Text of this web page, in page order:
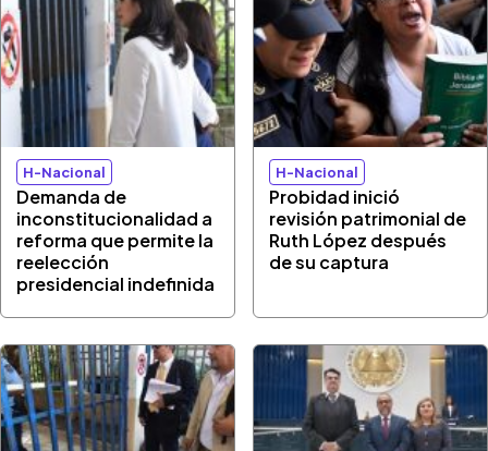
H-Nacional
Demanda de
inconstitucionalidad a
reforma que permite la
reelección
presidencial indefinida
H-Nacional
Probidad inició
revisión patrimonial de
Ruth López después
de su captura